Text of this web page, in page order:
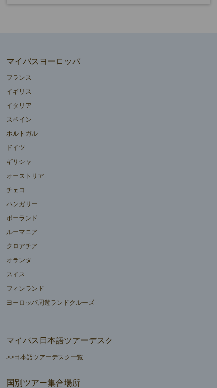
マイバスヨーロッパ
フランス
イギリス
イタリア
スペイン
ポルトガル
ドイツ
ギリシャ
オーストリア
チェコ
ハンガリー
ポーランド
ルーマニア
クロアチア
オランダ
スイス
フィンランド
ヨーロッパ周遊ランドクルーズ
マイバス日本語ツアーデスク
>>日本語ツアーデスク一覧
国別ツアー集合場所